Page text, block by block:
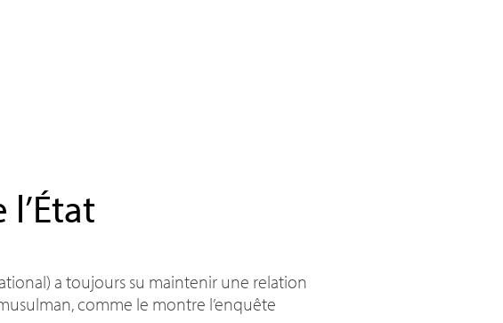
l’État
a toujours su maintenir une relation
comme le montre l’enquête